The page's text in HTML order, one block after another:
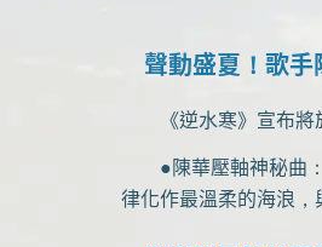
聲動盛夏！歌
《逆水寒》宣布將
●陳華壓軸神秘曲
律化作最溫柔的海浪